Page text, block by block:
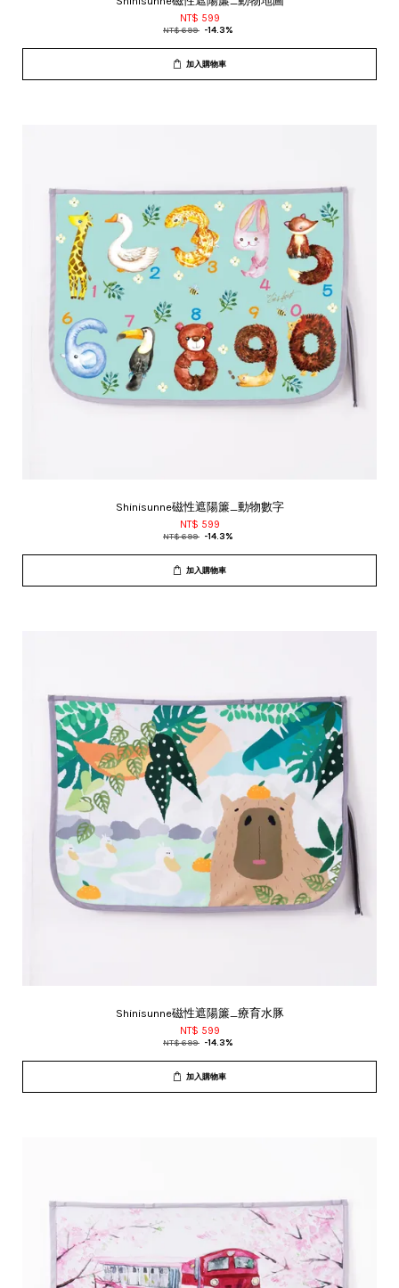
NT$ 599
NT$ 699 -14.3%
加入購物車
Shinisunne磁性遮陽簾_動物數字
NT$ 599
NT$ 699 -14.3%
加入購物車
Shinisunne磁性遮陽簾_療育水豚
NT$ 599
NT$ 699 -14.3%
加入購物車